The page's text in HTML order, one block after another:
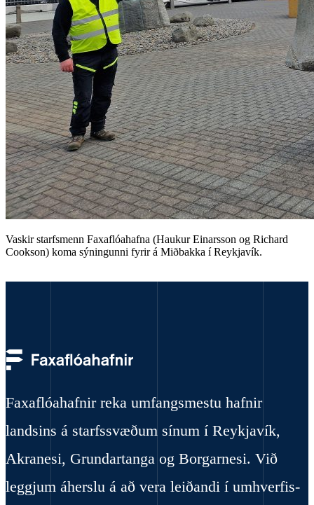
Vaskir starfsmenn Faxaflóahafna (Haukur Einarsson og Richard
Cookson) koma sýningunni fyrir á Miðbakka í Reykjavík.
Faxaflóahafnir reka umfangsmestu hafnir
landsins á starfssvæðum sínum í Reykjavík,
Akranesi, Grundartanga og Borgarnesi. Við
leggjum áherslu á að vera leiðandi í umhverfis-